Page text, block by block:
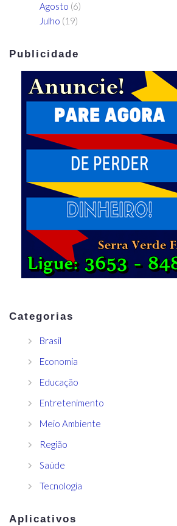
Agosto (6)
Julho (19)
Publicidade
Categorias
Brasil
Economia
Educação
Entretenimento
Meio Ambiente
Região
Saúde
Tecnologia
Aplicativos